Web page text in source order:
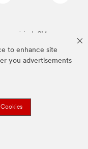
to enhance site
you advertisements
da 3M.